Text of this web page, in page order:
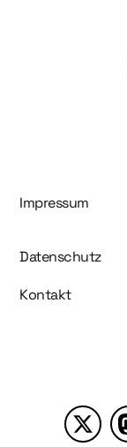
Impressum
Datenschutz
Kontakt